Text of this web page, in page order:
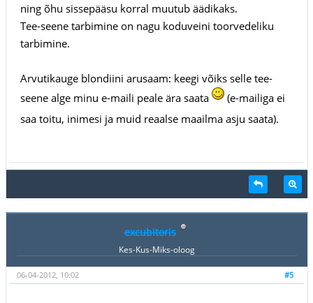
ning õhu sissepääsu korral muutub äädikaks.
Tee-seene tarbimine on nagu koduveini toorvedeliku
tarbimine.
Arvutikauge blondiini arusaam: keegi võiks selle tee-
seene alge minu e-maili peale ära saata
(e-mailiga ei
saa toitu, inimesi ja muid reaalse maailma asju saata).
excubitoris
Kes-Kus-Miks-oloog
#5
06-04-2012, 10:02